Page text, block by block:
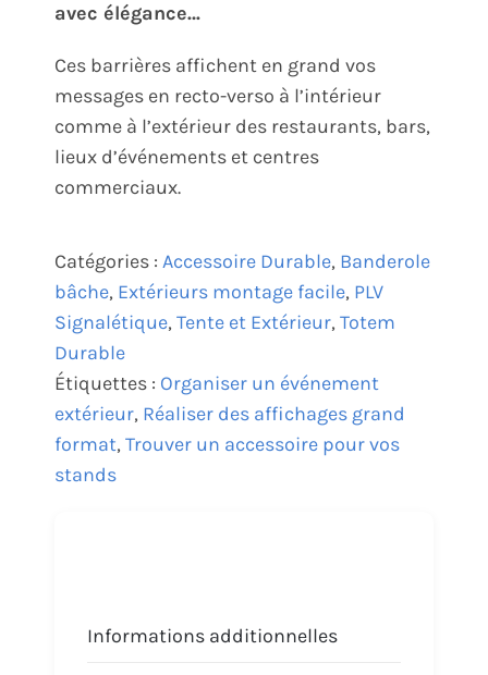
avec élégance…
Ces barrières affichent en grand vos
messages en recto-verso à l’intérieur
comme à l’extérieur des restaurants, bars,
lieux d’événements et centres
commerciaux.
Catégories : Accessoire Durable, Banderole
bâche, Extérieurs montage facile, PLV
Signalétique,Tente et Extérieur,Totem
Durable
Étiquettes : Organiser un événement
extérieur, Réaliser des affichages grand
format,Trouver un accessoire pour vos
stands
Informations additionnelles